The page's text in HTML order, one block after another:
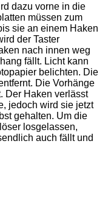
dazu vorne in die
müssen zum
sie an einem Haken
der Taster
nach innen weg
fällt. Licht kann
belichten. Die
Die Vorhänge
Der Haken verlässt
jedoch wird sie jetzt
gehalten. Um die
losgelassen,
auch fällt und